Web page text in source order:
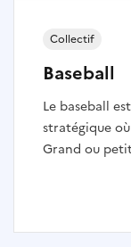
Baseball
Le baseball
stratégique
Grand ou
plan
Collectif